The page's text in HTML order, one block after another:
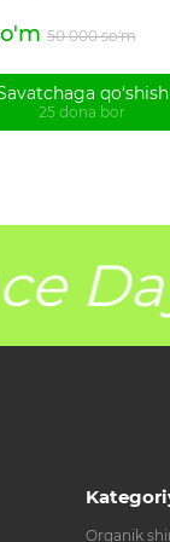
50 000 so'm
qo‘shish
25 dona bor
Day
Organik